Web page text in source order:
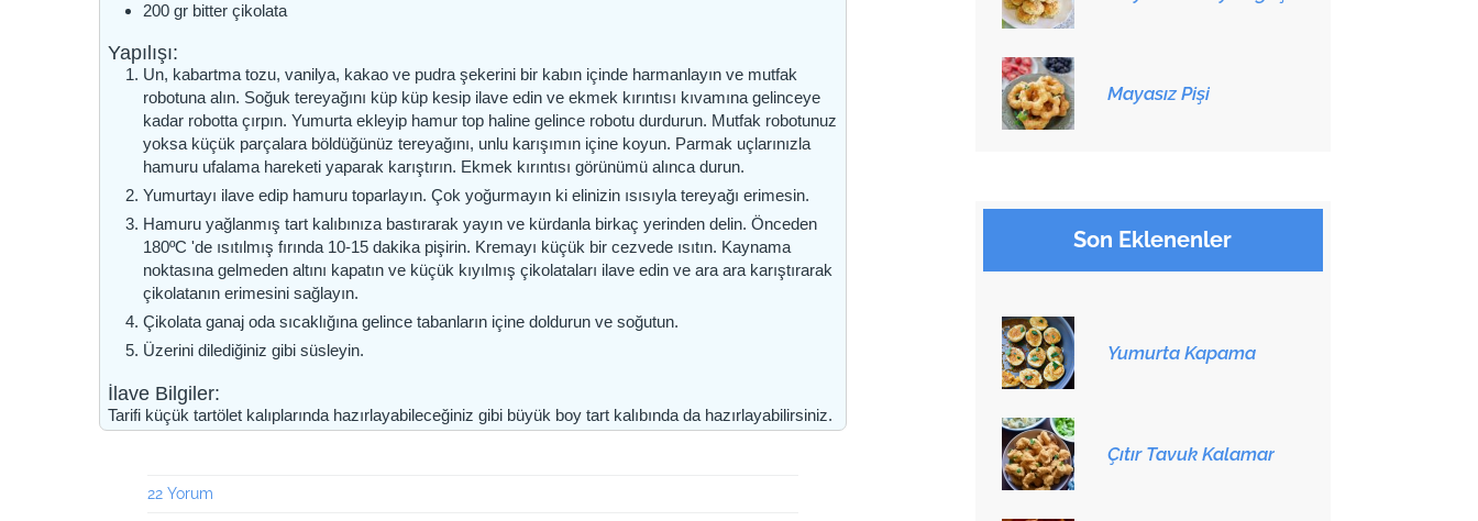
200 gr bitter çikolata
Yapılışı:
Un, kabartma tozu, vanilya, kakao ve pudra şekerini bir kabın içinde harmanlayın ve mutfak
robotuna alın. Soğuk tereyağını küp küp kesip ilave edin ve ekmek kırıntısı kıvamına gelinceye
kadar robotta çırpın. Yumurta ekleyip hamur top haline gelince robotu durdurun. Mutfak robotunuz
yoksa küçük parçalara böldüğünüz tereyağını, unlu karışımın içine koyun. Parmak uçlarınızla
hamuru ufalama hareketi yaparak karıştırın. Ekmek kırıntısı görünümü alınca durun.
Yumurtayı ilave edip hamuru toparlayın. Çok yoğurmayın ki elinizin ısısıyla tereyağı erimesin.
Hamuru yağlanmış tart kalıbınıza bastırarak yayın ve kürdanla birkaç yerinden delin. Önceden
180ºC 'de ısıtılmış fırında 10-15 dakika pişirin. Kremayı küçük bir cezvede ısıtın. Kaynama
noktasına gelmeden altını kapatın ve küçük kıyılmış çikolataları ilave edin ve ara ara karıştırarak
çikolatanın erimesini sağlayın.
Çikolata ganaj oda sıcaklığına gelince tabanların içine doldurun ve soğutun.
Üzerini dilediğiniz gibi süsleyin.
İlave Bilgiler:
Tarifi küçük tartölet kalıplarında hazırlayabileceğiniz gibi büyük boy tart kalıbında da hazırlayabilirsiniz.
22 Yorum
Mayasız Pişi
Son Eklenenler
Yumurta Kapama
Çıtır Tavuk Kalamar